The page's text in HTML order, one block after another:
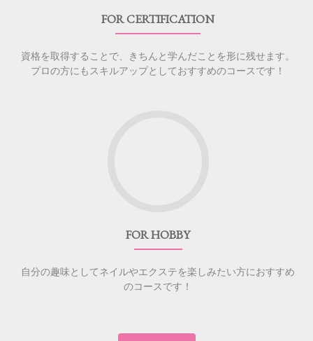
FOR CERTIFICATION
資格を取得することで、きちんと学んだことを形に残せます。
プロの方にもスキルアップとしておすすめのコースです！
FOR HOBBY
自分の趣味としてネイルやエクステを楽しみたい方におすすめ
のコースです！